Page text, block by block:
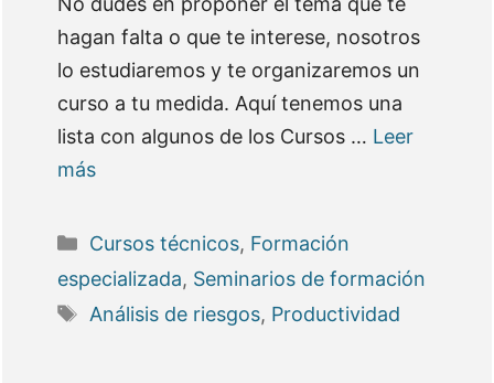
hagan falta o que te interese, nosotros
lo estudiaremos y te organizaremos un
curso a tu medida. Aquí tenemos una
lista con algunos de los Cursos … Leer
más
Categorías
Cursos técnicos, Formación
especializada, Seminarios de formación
Etiquetas
Análisis de riesgos, Productividad